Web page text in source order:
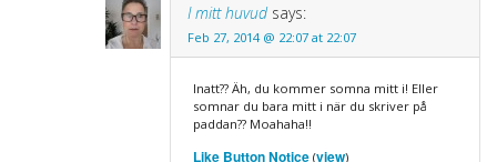
I mitt huvud says:
Feb 27, 2014 @ 22:07 at 22:07
Inatt?? Äh, du kommer somna mitt i! Eller
somnar du bara mitt i när du skriver på
paddan?? Moahaha!!
Like Button Notice(view)